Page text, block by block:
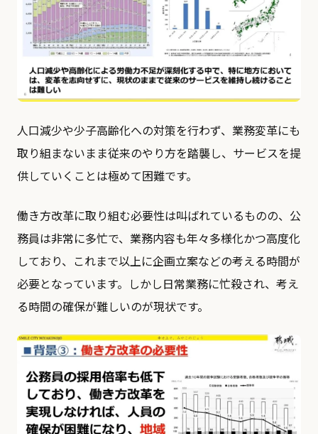
人口減少や少子高齢化への対策を行わず、業務変革にも
取り組まないまま従来のやり方を踏襲し、サービスを提
供していくことは極めて困難です。
働き方改革に取り組む必要性は叫ばれているものの、公
務員は非常に多忙で、業務内容も年々多様化かつ高度化
しており、これまで以上に企画立案などの考える時間が
必要となっています。しかし日常業務に忙殺され、考え
る時間の確保が難しいのが現状です。